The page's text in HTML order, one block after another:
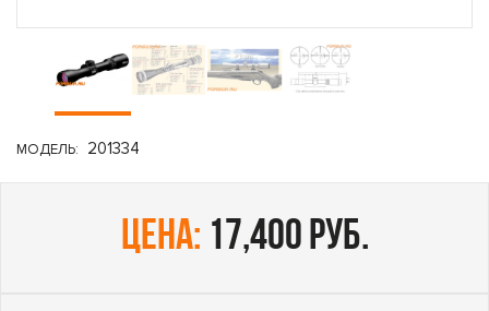
МОДЕЛЬ: 201334
цена: 17,400 руб.